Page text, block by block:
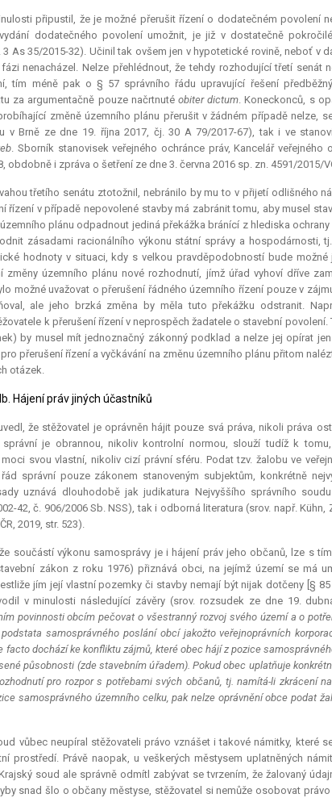
připustil, že je možné přerušit řízení o dodatečném povolení
dodatečného povolení umožnit, je již v dostatečně
As 35/2015-32). Učinil tak ovšem jen v hypotetické rovině, neboť v
nenacházel. Nelze přehlédnout, že tehdy rozhodující třetí senát
tím méně pak o § 57 správního řádu upravující řešení
za argumentačně pouze načrtnuté obiter dictum. Koneckonců, s
změně územního plánu přerušit v žádném případě nelze,
v Brně ze dne 19. října 2017, čj. 30 A 79/2017-67), tak i ve
. Sborník stanovisek veřejného ochránce práv, Kancelář veřejného
i zpráva o šetření ze dne 3. června 2016 sp. zn. 4591/2015/
třetího senátu ztotožnil, nebránilo by mu to v přijetí odlišného
řízení v případě nepovolené stavby má zabránit tomu, aby musel
plánu odpadnout jediná překážka bránící z hlediska ochrany
zásadami racionálního výkonu státní správy a hospodárnosti,
hodnoty v situaci, kdy s velkou pravděpodobností bude možné
územního plánu nové rozhodnutí, jímž úřad vyhoví dříve
možné uvažovat o přerušení řádného územního řízení pouze v
ale jeho brzká změna by měla tuto překážku odstranit.
k přerušení řízení v neprospěch žadatele o stavební povolení.
by musel mít jednoznačný zákonný podklad a nelze jej opírat
přerušení řízení a vyčkávání na změnu územního plánu přitom
otázek.
IIIb. Hájení práv jiných účastníků
že stěžovatel je oprávněn hájit pouze svá práva, nikoli práva
je obrannou, nikoliv kontrolní normou, slouží tudíž k
svou vlastní, nikoliv cizí právní sféru. Podat tzv. žalobu ve
správní pouze zákonem stanoveným subjektům, konkrétně
uznává dlouhodobě jakjudikatura Nejvyššího správního
42, č. 906/2006 Sb. NSS), tak i odborná literatura (srov. např. Kühn,
2019, str. 523).
součástí výkonu samosprávy je i hájení práv jeho občanů, lze s
zákon z roku 1976) přiznává obci, na jejímž území se má
jím její vlastní pozemky či stavby nemají být nijak dotčeny [§
v minulosti následující závěry (srov. rozsudek ze dne 19.
povinnosti obcím pečovat o všestranný rozvoj svého území a o
samosprávného poslání obcí jakožto veřejnoprávních
factodochází ke konfliktu zájmů, které obec hájí z pozice
působnosti (zde stavebním úřadem). Pokud obec uplatňuje
pro rozpor s potřebami svých občanů, tj. namítá-li zkrácení
samosprávného územního celku, pak nelze oprávnění obce podat
vůbec neupíral stěžovateli právo vznášet i takové námitky, které
prostředí. Právě naopak, u veškerých městysem uplatněných
soud ale správně odmítl zabývat se tvrzením, že žalovaný
snad šlo o občany městyse, stěžovatel si nemůže osobovat